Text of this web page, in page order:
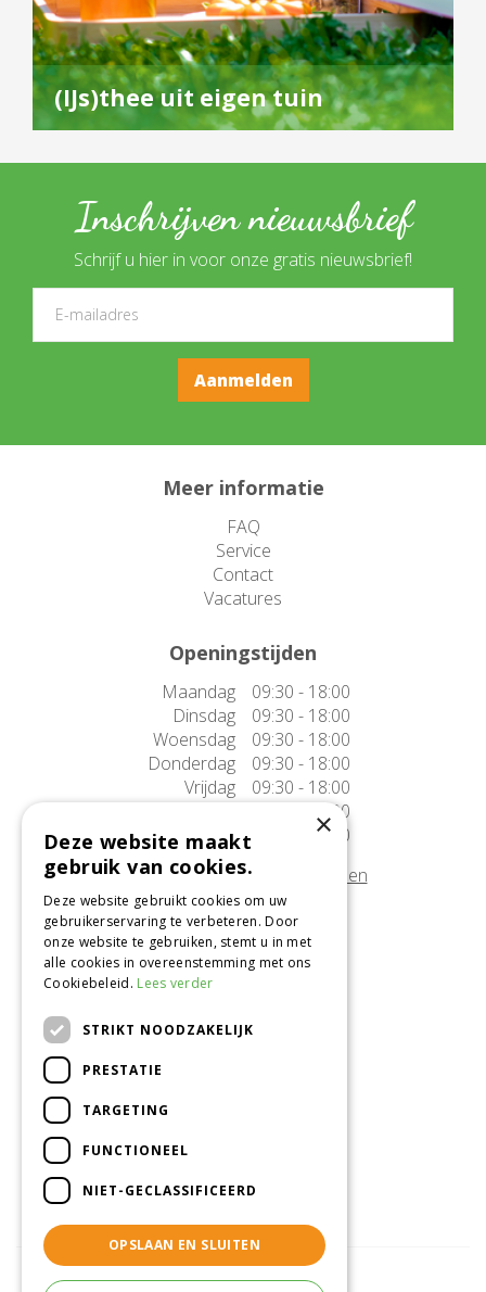
(IJs)thee uit eigen tuin
Inschrijven nieuwsbrief
Schrijf u hier in voor onze gratis nieuwsbrief!
Meer informatie
FAQ
Service
Contact
Vacatures
Openingstijden
Maandag
09:30 - 18:00
Dinsdag
09:30 - 18:00
Woensdag
09:30 - 18:00
Donderdag
09:30 - 18:00
Vrijdag
09:30 - 18:00
Zaterdag
09:30 - 17:00
Zondag
10:00 - 17:00
Afwijkende openingstijden tonen
Onze locatie
Tuincentrum Alméérplant
Jac. P. Thijsseweg 4
pinterest
×
Deze website maakt
gebruik van cookies.
Deze website gebruikt cookies om uw
gebruikerservaring te verbeteren. Door
onze website te gebruiken, stemt u in met
alle cookies in overeenstemming met ons
Cookiebeleid. Lees verder
STRIKT NOODZAKELIJK
PRESTATIE
TARGETING
FUNCTIONEEL
NIET-GECLASSIFICEERD
OPSLAAN EN SLUITEN